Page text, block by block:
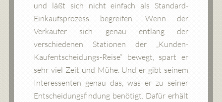
und läßt sich nicht einfach als Standard-
Einkaufsprozess begreifen. Wenn der
Verkäufer sich genau entlang der
verschiedenen Stationen der „Kunden-
Kaufentscheidungs-Reise“ bewegt, spart er
sehr viel Zeit und Mühe. Und er gibt seinem
Interessenten genau das, was er zu seiner
Entscheidungsfindung benötigt. Dafür erhält